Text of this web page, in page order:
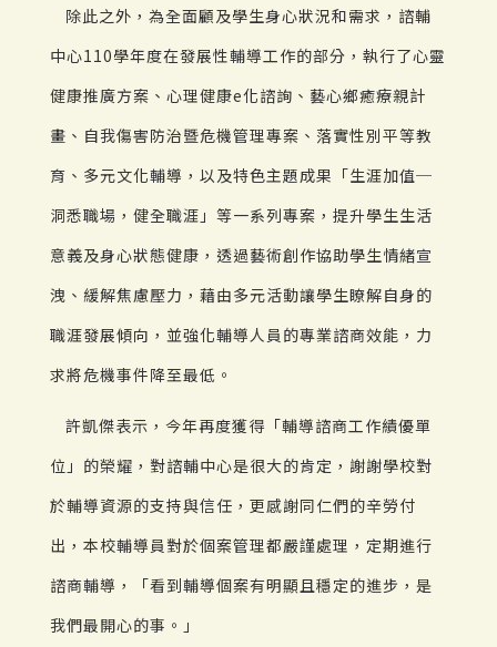
除此之外，為全面顧及學生身心狀況和需求，諮輔
中心110學年度在發展性輔導工作的部分，執行了心靈
健康推廣方案、心理健康e化諮詢、藝心鄉癒療親計
畫、自我傷害防治暨危機管理專案、落實性別平等教
育、多元文化輔導，以及特色主題成果「生涯加值─
洞悉職場，健全職涯」等一系列專案，提升學生生活
意義及身心狀態健康，透過藝術創作協助學生情緒宣
洩、緩解焦慮壓力，藉由多元活動讓學生瞭解自身的
職涯發展傾向，並強化輔導人員的專業諮商效能，力
求將危機事件降至最低。
許凱傑表示，今年再度獲得「輔導諮商工作績優單
位」的榮耀，對諮輔中心是很大的肯定，謝謝學校對
於輔導資源的支持與信任，更感謝同仁們的辛勞付
出，本校輔導員對於個案管理都嚴謹處理，定期進行
諮商輔導，「看到輔導個案有明顯且穩定的進步，是
我們最開心的事。」